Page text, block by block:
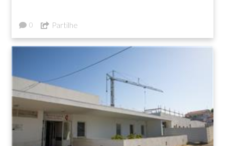
0 Partilhe